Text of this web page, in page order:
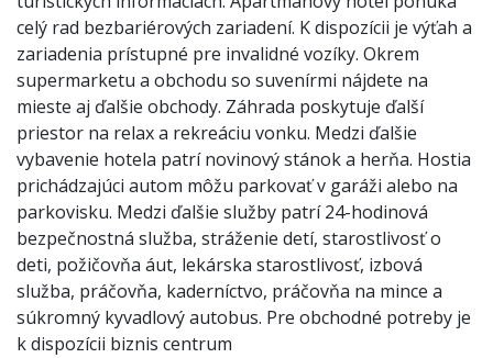
celý rad bezbariérových zariadení. K dispozícii je výťah a
zariadenia prístupné pre invalidné vozíky. Okrem
supermarketu a obchodu so suvenírmi nájdete na
mieste aj ďalšie obchody. Záhrada poskytuje ďalší
priestor na relax a rekreáciu vonku. Medzi ďalšie
vybavenie hotela patrí novinový stánok a herňa. Hostia
prichádzajúci autom môžu parkovať v garáži alebo na
parkovisku. Medzi ďalšie služby patrí 24-hodinová
bezpečnostná služba, stráženie detí, starostlivosť o
deti, požičovňa áut, lekárska starostlivosť, izbová
služba, práčovňa, kaderníctvo, práčovňa na mince a
súkromný kyvadlový autobus. Pre obchodné potreby je
k dispozícii biznis centrum